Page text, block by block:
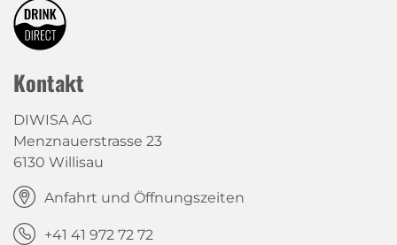
Kontakt
DIWISA AG
Menznauerstrasse 23
6130 Willisau
Anfahrt und Öffnungszeiten
+41 41 972 72 72